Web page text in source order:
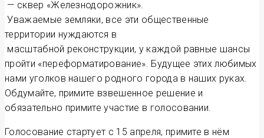
— сквер «Железнодорожник».
Уважаемые земляки, все эти общественные
территории нуждаются в
масштабной реконструкции, у каждой равные шансы
пройти «переформатирование». Будущее этих любимых
нами уголков нашего родного города в наших руках.
Обдумайте, примите взвешенное решение и
обязательно примите участие в голосовании.
Голосование стартует с 15 апреля, примите в нём